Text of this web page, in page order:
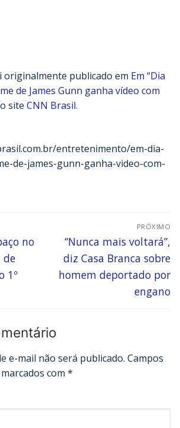
originalmente publicado em Em “Dia
de James Gunn ganha vídeo com
site CNN Brasil.
entretenimento/em-dia-
de-james-gunn-ganha-video-com-
no
de
1º
PRÓXIMO
“Nunca mais voltará”,
diz Casa Branca sobre
homem deportado por
engano
e-mail não será publicado. Campos
com *